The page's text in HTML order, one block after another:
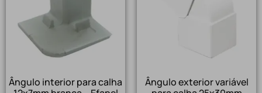
Ângulo interior para calha
Ângulo exterior variável